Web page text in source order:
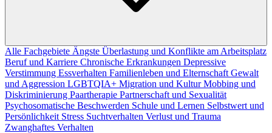
Alle Fachgebiete Ängste Überlastung und Konflikte am Arbeitsplatz
Beruf und Karriere Chronische Erkrankungen Depressive
Verstimmung Essverhalten Familienleben und Elternschaft Gewalt
und Aggression LGBTQIA+ Migration und KulturMobbing und
Diskriminierung Paartherapie Partnerschaft und Sexualität
Psychosomatische Beschwerden Schule und Lernen Selbstwert und
Persönlichkeit Stress Suchtverhalten Verlust und Trauma
Zwanghaftes Verhalten